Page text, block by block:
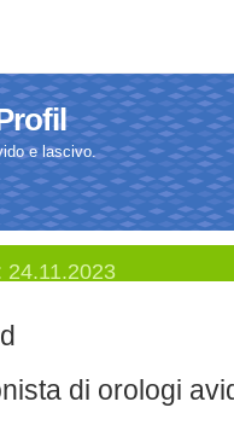
e lascivo.
24.11.2023
di orologi